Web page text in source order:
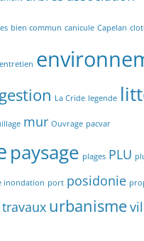
bien commun canicule Capelan
entretien
gestion La Cride legende
mur Ouvrage pacvar
paysage plages PLU
inondation port posidonie
travaux urbanisme